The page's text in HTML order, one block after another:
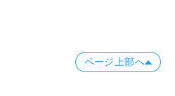
ページ上部へ